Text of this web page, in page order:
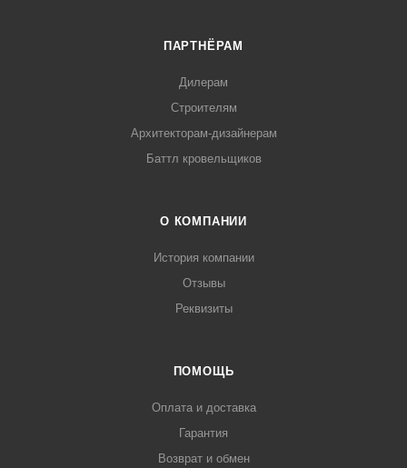
ПАРТНЁРАМ
Дилерам
Строителям
Архитекторам-дизайнерам
Баттл кровельщиков
О КОМПАНИИ
История компании
Отзывы
Реквизиты
ПОМОЩЬ
Оплата и доставка
Гарантия
Возврат и обмен